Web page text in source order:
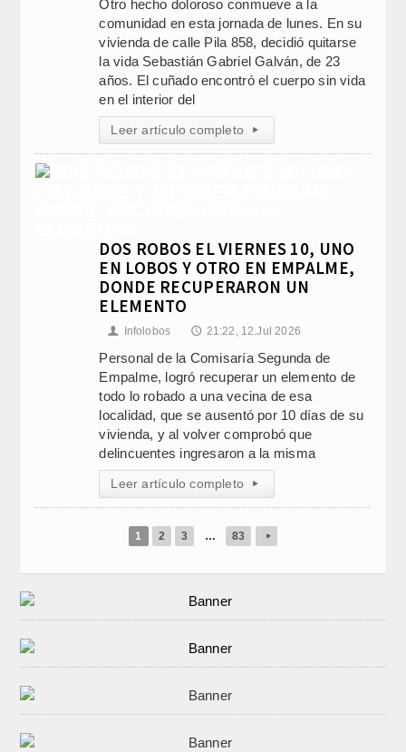
Otro hecho doloroso conmueve a la
comunidad en esta jornada de lunes. En su
vivienda de calle Pila 858, decidió quitarse
la vida Sebastián Gabriel Galván, de 23
años. El cuñado encontró el cuerpo sin vida
en el interior del
Leer artículo completo ▸
DOS ROBOS EL VIERNES 10, UNO
EN LOBOS Y OTRO EN EMPALME,
DONDE RECUPERARON UN
ELEMENTO
👤 Infolobos 🕔 21:22, 12.Jul 2026
Personal de la Comisaría Segunda de
Empalme, logró recuperar un elemento de
todo lo robado a una vecina de esa
localidad, que se ausentó por 10 días de su
vivienda, y al volver comprobó que
delincuentes ingresaron a la misma
Leer artículo completo ▸
1 2 3 … 83 ▸